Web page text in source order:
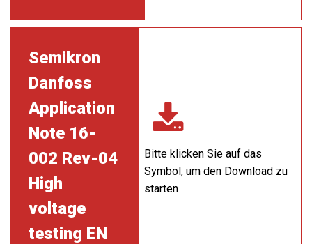
Semikron
Danfoss
Application
Note 16-
002 Rev-04
High
voltage
testing EN
Bitte klicken Sie auf das
Symbol, um den Download zu
starten